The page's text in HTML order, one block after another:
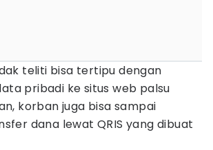
teliti bisa tertipu dengan
pribadi ke situs web palsu
korban juga bisa sampai
dana lewat QRIS yang dibuat